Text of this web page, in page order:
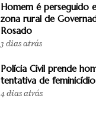
Homem é perseguido
zona rural de
Rosado
3 dias atrás
Polícia Civil prende
tentativa de
4 dias atrás